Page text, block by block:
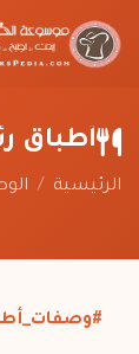
أطباق
الرئيسية /